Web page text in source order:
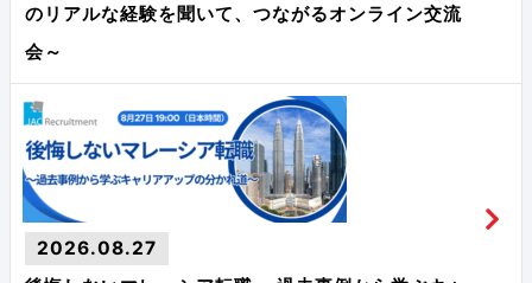
のリアルな経験を聞いて、つながるオンライン交流
会～
2026.08.27